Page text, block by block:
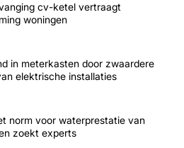
cv-ketel vertraagt
woningen
in meterkasten door zwaardere
elektrische installaties
norm voor waterprestatie van
zoekt experts